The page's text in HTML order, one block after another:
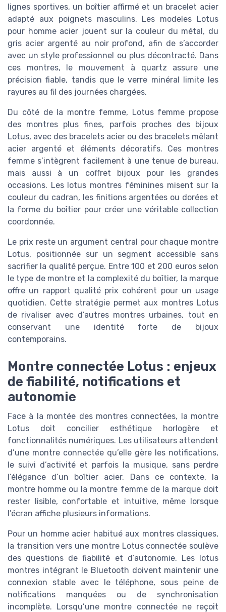
lignes sportives, un boîtier affirmé et un bracelet acier
adapté aux poignets masculins. Les modeles Lotus
pour homme acier jouent sur la couleur du métal, du
gris acier argenté au noir profond, afin de s’accorder
avec un style professionnel ou plus décontracté. Dans
ces montres, le mouvement à quartz assure une
précision fiable, tandis que le verre minéral limite les
rayures au fil des journées chargées.
Du côté de la montre femme, Lotus femme propose
des montres plus fines, parfois proches des bijoux
Lotus, avec des bracelets acier ou des bracelets mêlant
acier argenté et éléments décoratifs. Ces montres
femme s’intègrent facilement à une tenue de bureau,
mais aussi à un coffret bijoux pour les grandes
occasions. Les lotus montres féminines misent sur la
couleur du cadran, les finitions argentées ou dorées et
la forme du boîtier pour créer une véritable collection
coordonnée.
Le prix reste un argument central pour chaque montre
Lotus, positionnée sur un segment accessible sans
sacrifier la qualité perçue. Entre 100 et 200 euros selon
le type de montre et la complexité du boîtier, la marque
offre un rapport qualité prix cohérent pour un usage
quotidien. Cette stratégie permet aux montres Lotus
de rivaliser avec d’autres montres urbaines, tout en
conservant une identité forte de bijoux
contemporains.
Montre connectée Lotus : enjeux
de fiabilité, notifications et
autonomie
Face à la montée des montres connectées, la montre
Lotus doit concilier esthétique horlogère et
fonctionnalités numériques. Les utilisateurs attendent
d’une montre connectée qu’elle gère les notifications,
le suivi d’activité et parfois la musique, sans perdre
l’élégance d’un boîtier acier. Dans ce contexte, la
montre homme ou la montre femme de la marque doit
rester lisible, confortable et intuitive, même lorsque
l’écran affiche plusieurs informations.
Pour un homme acier habitué aux montres classiques,
la transition vers une montre Lotus connectée soulève
des questions de fiabilité et d’autonomie. Les lotus
montres intégrant le Bluetooth doivent maintenir une
connexion stable avec le téléphone, sous peine de
notifications manquées ou de synchronisation
incomplète. Lorsqu’une montre connectée ne reçoit